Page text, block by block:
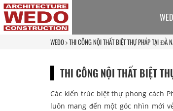
WEDO THI CÔNG NỘI THẤT BIỆT THỰ PHÁP TẠI ĐÀ
THI CÔNG NỘI THẤT BIỆT
Các kiến trúc biệt thự phong cách
luôn mang đến một góc nhìn mới